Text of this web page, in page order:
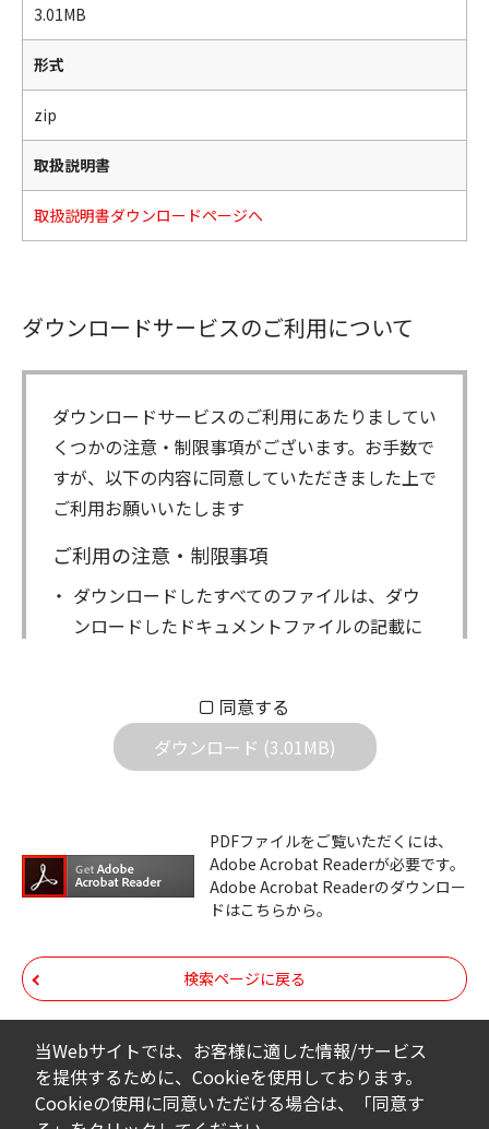
3.01MB
形式
zip
取扱説明書
取扱説明書ダウンロードページへ
ダウンロードサービスのご利用について
ダウンロードサービスのご利用にあたりましてい
くつかの注意・制限事項がございます。お手数で
すが、以下の内容に同意していただきました上で
ご利用お願いいたします
ご利用の注意・制限事項
ダウンロードしたすべてのファイルは、ダウ
ンロードしたドキュメントファイルの記載に
社は一切の責任を負いません。また、ファイ
ルの内容などの変更は一切行わないでくださ
機器のコントロールコマンドの仕様書、およ
びその他すべてのダウンロードファイルにつ
いての著作権を含むすべての権利は、アイコ
帰属します。ダウンロードしたファイルは、
個人で使用される以外にはご使用できませ
ん。
ダウンロードしたファイルの内容に関する質
問やクレームへの回答及びサポートは行いま
同意する
ダウンロード (3.01MB)
PDFファイルをご覧いただくには、
Adobe Acrobat Readerが必要です。
Adobe Acrobat Readerのダウンロー
ドはこちらから。
検索ページに戻る
当Webサイトでは、お客様に適した情報/サービス
を提供するために、Cookieを使用しております。
Cookieの使用に同意いただける場合は、「同意す